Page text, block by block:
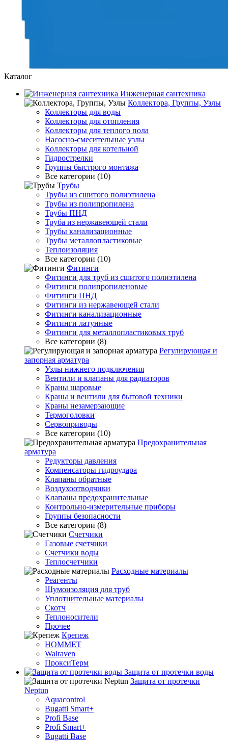
Каталог
Инженерная сантехника
Коллектора, Группы, Узлы
Коллекторы для воды
Коллекторы для отопления
Коллекторы для теплого пола
Насосно-смесительные узлы
Коллекторы для котельной
Гидрострелки
Группы быстрого монтажа
Все категории (10)
Трубы
Трубы из сшитого полиэтилена
Трубы из полипропилена
Трубы ПНД
Труба из нержавеющей стали
Трубы канализационные
Трубы металлопластиковые
Теплоизоляция
Все категории (10)
Фитинги
Фитинги для труб из сшитого полиэтилена
Фитинги полипропиленовые
Фитинги ПНД
Фитинги из нержавеющей стали
Фитинги канализационные
Фитинги латунные
Фитинги для металлопластиковых труб
Все категории (8)
Регулирующая и
запорная арматура
Узлы нижнего подключения
Вентили и клапаны для радиаторов
Краны шаровые
Краны и вентили для бытовой техники
Краны незамерзающие
Термоголовки
Сервоприводы
Все категории (10)
Предохранительная
арматура
Редукторы давления
Компенсаторы гидроудара
Клапаны обратные
Воздухоотводчики
Клапаны предохранительные
Контрольно-измерительные приборы
Группы безопасности
Все категории (8)
Счетчики
Газовые счетчики
Счетчики воды
Теплосчетчики
Расходные материалы
Реагенты
Шумоизоляция для труб
Уплотнительные материалы
Скотч
Теплоносители
Прочее
Крепеж
HOMMET
Walraven
ПроксиТерм
Защита от протечки воды
Защита от протечки
Neptun
Aquacontrol
Bugatti Smart+
Profi Base
Profi Smart+
Bugatti Base